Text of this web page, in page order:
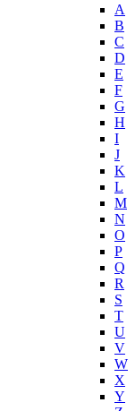
A
B
C
D
E
F
G
H
I
J
K
L
M
N
O
P
Q
R
S
T
U
V
W
X
Y